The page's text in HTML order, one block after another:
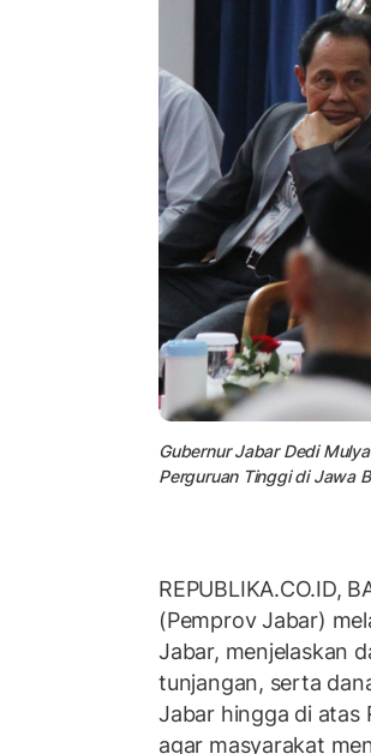
Gubernur Jabar Dedi
Perguruan Tinggi di Jawa
REPUBLIKA.CO.ID,
(Pemprov Jabar)
Jabar, menjelaskan
tunjangan, serta
Jabar hingga di atas
agar masyarakat